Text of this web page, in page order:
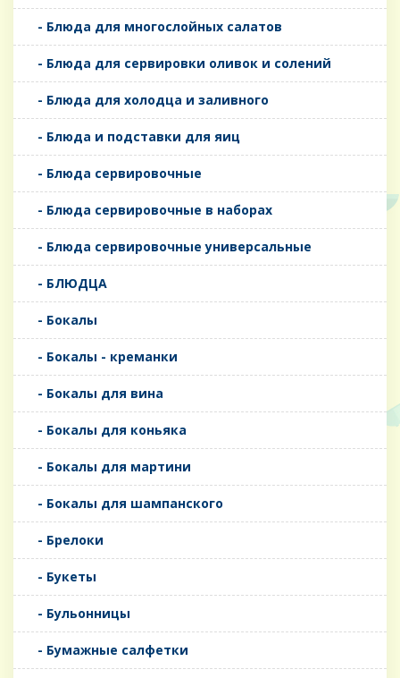
- Блюда для многослойных салатов
- Блюда для сервировки оливок и солений
- Блюда для холодца и заливного
- Блюда и подставки для яиц
- Блюда сервировочные
- Блюда сервировочные в наборах
- Блюда сервировочные универсальные
- БЛЮДЦА
- Бокалы
- Бокалы - креманки
- Бокалы для вина
- Бокалы для коньяка
- Бокалы для мартини
- Бокалы для шампанского
- Брелоки
- Букеты
- Бульонницы
- Бумажные салфетки